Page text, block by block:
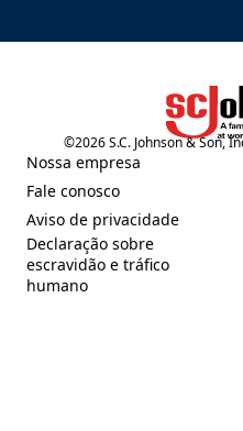
(Opens
©2026S.C. Johnson & Son,
Nossa empresa
(Opens in a new tab)
Fale conosco
(Opens in a new tab)
Aviso de privacidade
(Opens in a new tab)
Declaração sobre
escravidão e tráfico
humano
(Opens in a new tab)